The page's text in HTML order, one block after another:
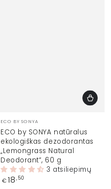
Prekinis
ženklas:
ECO BY SONYA
ECO by SONYA natūralus
ekologiškas dezodorantas
„Lemongrass Natural
Deodorant”, 60 g
3 atsiliepimų
Įprasta
€ 18 ,50